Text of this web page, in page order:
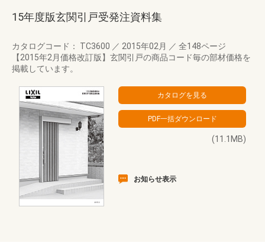
15年度版玄関引戸受発注資料集
カタログコード： TC3600 ／ 2015年02月 ／ 全148ページ
【2015年2月価格改訂版】玄関引戸の商品コード毎の部材価格を
掲載しています。
(11.1MB)
お知らせ表示